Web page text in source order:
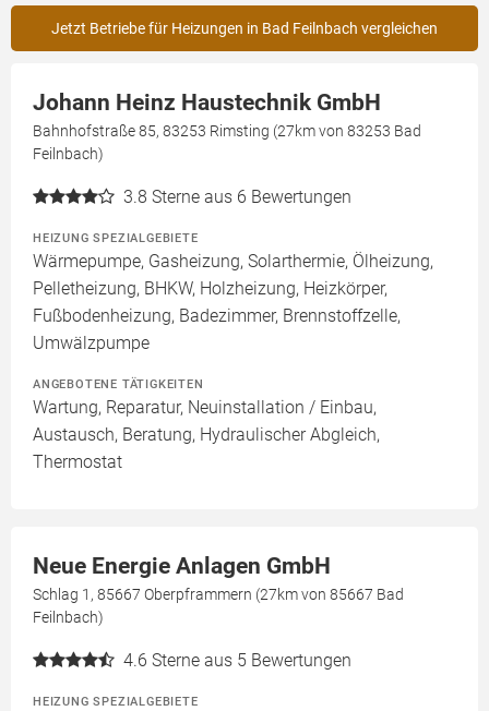
Jetzt Betriebe für Heizungen in Bad Feilnbach vergleichen
Johann Heinz Haustechnik GmbH
Bahnhofstraße 85, 83253 Rimsting (27km von 83253 Bad
Feilnbach)
3.8 Sterne aus 6 Bewertungen
HEIZUNG SPEZIALGEBIETE
Wärmepumpe, Gasheizung, Solarthermie, Ölheizung,
Pelletheizung, BHKW, Holzheizung, Heizkörper,
Fußbodenheizung, Badezimmer, Brennstoffzelle,
Umwälzpumpe
ANGEBOTENE TÄTIGKEITEN
Wartung, Reparatur, Neuinstallation / Einbau,
Austausch, Beratung, Hydraulischer Abgleich,
Thermostat
Neue Energie Anlagen GmbH
Schlag 1, 85667 Oberpframmern (27km von 85667 Bad
Feilnbach)
4.6 Sterne aus 5 Bewertungen
HEIZUNG SPEZIALGEBIETE